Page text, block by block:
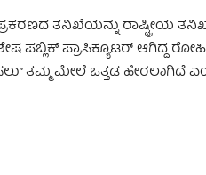
ತನಿಖೆಯನ್ನು ರಾಷ್ಟ್ರೀಯ
ಪಬ್ಲಿಕ್ ಪ್ರಾಸಿಕ್ಯೂಟರ್ ಆಗಿದ್ದ
ತಮ್ಮ ಮೇಲೆ ಒತ್ತಡ ಹೇರಲಾಗಿದೆ